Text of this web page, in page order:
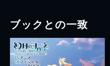
ブックとの一致